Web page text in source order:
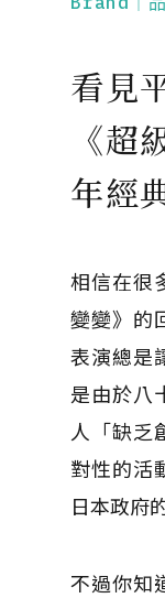
看見
《超
年經
相信在很
變變》的
表演總是
是由於八
人「缺乏
對性的活
日本政府
不過你知